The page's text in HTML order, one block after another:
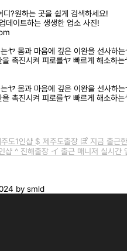
?원하는 곳을 쉽게 검색하세요!
데이트하는 생생한 업소 사진!
ヤ 몸과 마음에 깊은 이완을 선사하
촉진시켜 피로를ヤ 빠르게 해소하
ヤ 몸과 마음에 깊은 이완을 선사하
촉진시켜 피로를ヤ 빠르게 해소하
도1인샵 $ 제주도출장 ぽ 지금 출근
^ 진해출장 イ 출근 매니저 실시간
by smld